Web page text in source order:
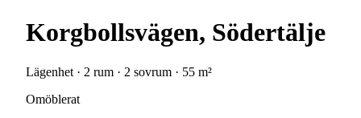
Korgbollsvägen, Södertälje
Lägenhet · 2 rum · 2 sovrum · 55 m²
Omöblerat